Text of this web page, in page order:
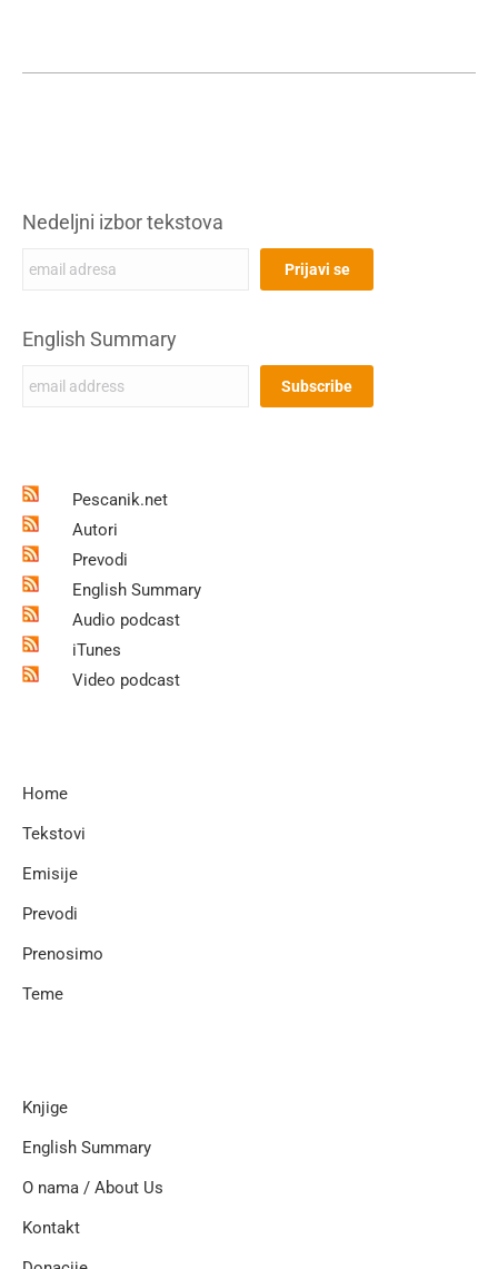
Nedeljni izbor tekstova
English Summary
Pescanik.net
Autori
Prevodi
English Summary
Audio podcast
iTunes
Video podcast
Home
Tekstovi
Emisije
Prevodi
Prenosimo
Teme
Knjige
English Summary
O nama / About Us
Kontakt